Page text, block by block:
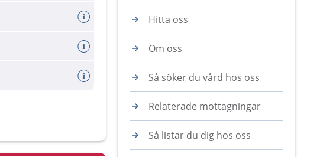
Hitta oss
Om oss
Så söker du vård hos oss
Relaterade mottagningar
Så listar du dig hos oss